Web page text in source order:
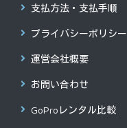
支払方法・支払手順
プライバシーポリシー
運営会社概要
お問い合わせ
GoProレンタル比較